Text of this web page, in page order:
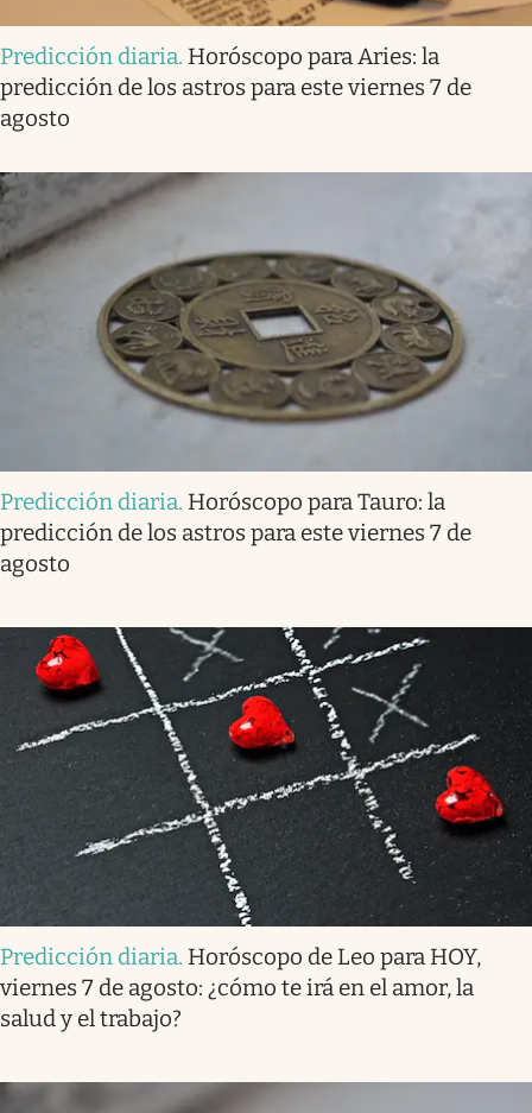
Predicción diaria. Horóscopo para Aries: la
predicción de los astros para este viernes 7 de
agosto
Predicción diaria. Horóscopo para Tauro: la
predicción de los astros para este viernes 7 de
agosto
Predicción diaria. Horóscopo de Leo para HOY,
viernes 7 de agosto: ¿cómo te irá en el amor, la
salud y el trabajo?